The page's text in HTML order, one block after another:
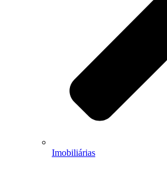
Imobiliárias